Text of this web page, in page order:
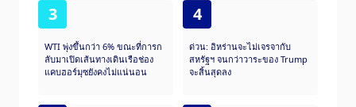
3
WTI พุ่งขึ้นกว่า 6% ขณะที่การก
ลับมาเปิดเส้นทางเดินเรือช่อง
แคบฮอร์มุซยังคงไม่แน่นอน
4
ด่วน: อิหร่านจะไม่เจรจากับ
สหรัฐฯ จนกว่าวาระของ Trump
จะสิ้นสุดลง